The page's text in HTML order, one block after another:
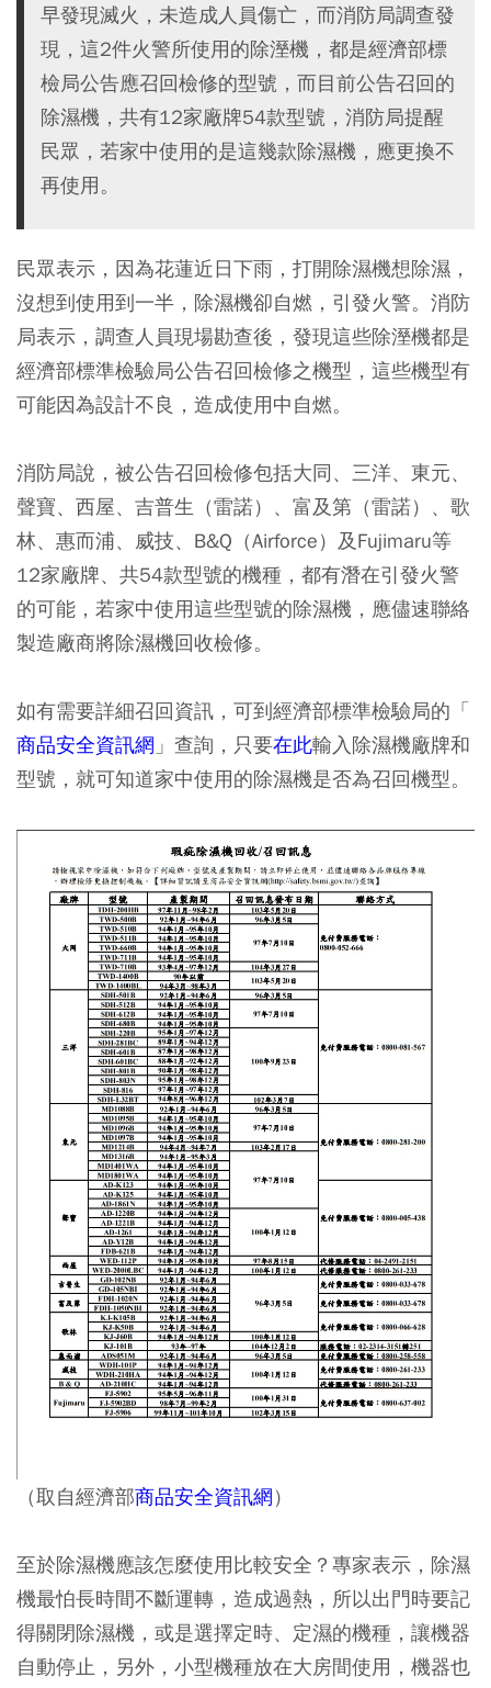
早發現滅火，未造成人員傷亡，而消防局調查發
現，這2件火警所使用的除溼機，都是經濟部標
檢局公告應召回檢修的型號，而目前公告召回的
除濕機，共有12家廠牌54款型號，消防局提醒
民眾，若家中使用的是這幾款除濕機，應更換不
再使用。
民眾表示，因為花蓮近日下雨，打開除濕機想除濕，
沒想到使用到一半，除濕機卻自燃，引發火警。消防
局表示，調查人員現場勘查後，發現這些除溼機都是
經濟部標準檢驗局公告召回檢修之機型，這些機型有
可能因為設計不良，造成使用中自燃。
消防局說，被公告召回檢修包括大同、三洋、東元、
聲寶、西屋、吉普生（雷諾）、富及第（雷諾）、歌
林、惠而浦、威技、B&Q（Airforce）及Fujimaru等
12家廠牌、共54款型號的機種，都有潛在引發火警
的可能，若家中使用這些型號的除濕機，應儘速聯絡
製造廠商將除濕機回收檢修。
如有需要詳細召回資訊，可到經濟部標準檢驗局的「
商品安全資訊網 」查詢，只要在此輸入除濕機廠牌和
型號，就可知道家中使用的除濕機是否為召回機型。
（取自經濟部商品安全資訊網）
至於除濕機應該怎麼使用比較安全？專家表示，除濕
機最怕長時間不斷運轉，造成過熱，所以出門時要記
得關閉除濕機，或是選擇定時、定濕的機種，讓機器
自動停止，另外，小型機種放在大房間使用，機器也